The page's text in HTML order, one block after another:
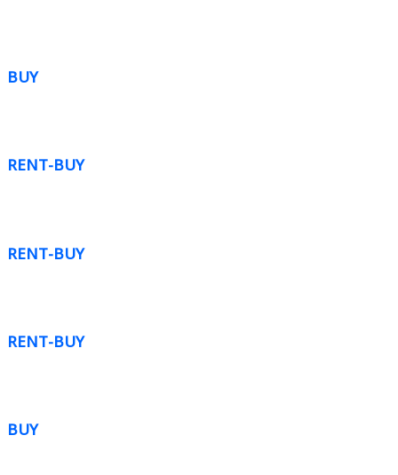
BUY
RENT-BUY
RENT-BUY
RENT-BUY
BUY